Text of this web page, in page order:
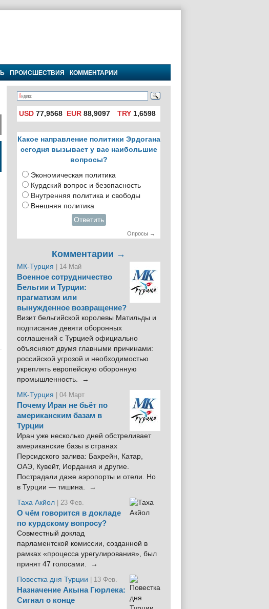
ПРОИСШЕСТВИЯ КОММЕНТАРИИ
USD 77,9568 EUR 88,9097 TRY1,6598
Какое направление политики Эрдогана
сегодня вызывает у вас наибольшие
вопросы?
Экономическая политика
Курдский вопрос и безопасность
Внутренняя политика и свободы
Внешняя политика
Ответить
Опросы →
Комментарии →
МК-Турция | 14 Май
Военное сотрудничество
Бельгии и Турции:
прагматизм или
вынужденное возвращение?
Визит бельгийской королевы Матильды и
подписание девяти оборонных
соглашений с Турцией официально
объясняют двумя главными причинами:
российской угрозой и необходимостью
укреплять европейскую оборонную
промышленность. →
МК-Турция
| 04 Март
Почему Иран не бьёт по
американским базам в
Турции
Иран уже несколько дней обстреливает
американские базы в странах
Персидского залива: Бахрейн, Катар,
ОАЭ, Кувейт, Иордания и другие.
Пострадали даже аэропорты и отели. Но
в Турции — тишина. →
Таха Акйол | 23 Фев.
О чём говорится в докладе
по курдскому вопросу?
Совместный доклад
парламентской комиссии, созданной в
рамках «процесса урегулирования», был
принят 47 голосами. →
Повестка дня Турции
| 13 Фев.
Назначение Акына Гюрлека:
Сигнал о конце